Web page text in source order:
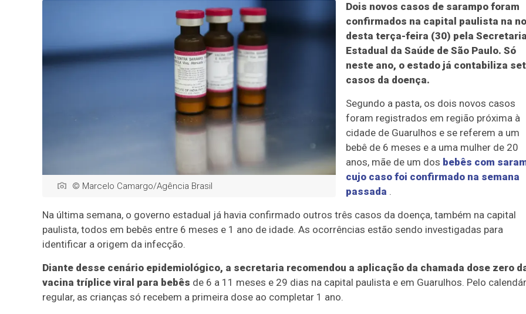
© Marcelo Camargo/Agência Brasil
Dois novos casos de sarampo foram
confirmados na capital paulista na
desta terça-feira (30) pela Secretaria
Estadual da Saúde de São Paulo. Só
neste ano, o estado já contabiliza
casos da doença.
Segundo a pasta, os dois novos casos
foram registrados em região próxima à
cidade de Guarulhos e se referem a um
bebê de 6 meses e a uma mulher de 20
anos, mãe de um dos bebês com
cujo caso foi confirmado na semana
passada .
Na última semana, o governo estadual já havia confirmado outros três casos da doença, também na capital
paulista, todos em bebês entre 6 meses e 1 ano de idade. As ocorrências estão sendo investigadas para
identificar a origem da infecção.
Diante desse cenário epidemiológico, a secretaria recomendou a aplicação da chamada dose zero
vacina tríplice viral para bebês de 6 a 11 meses e 29 dias na capital paulista e em Guarulhos. Pelo
regular, as crianças só recebem a primeira dose ao completar 1 ano.